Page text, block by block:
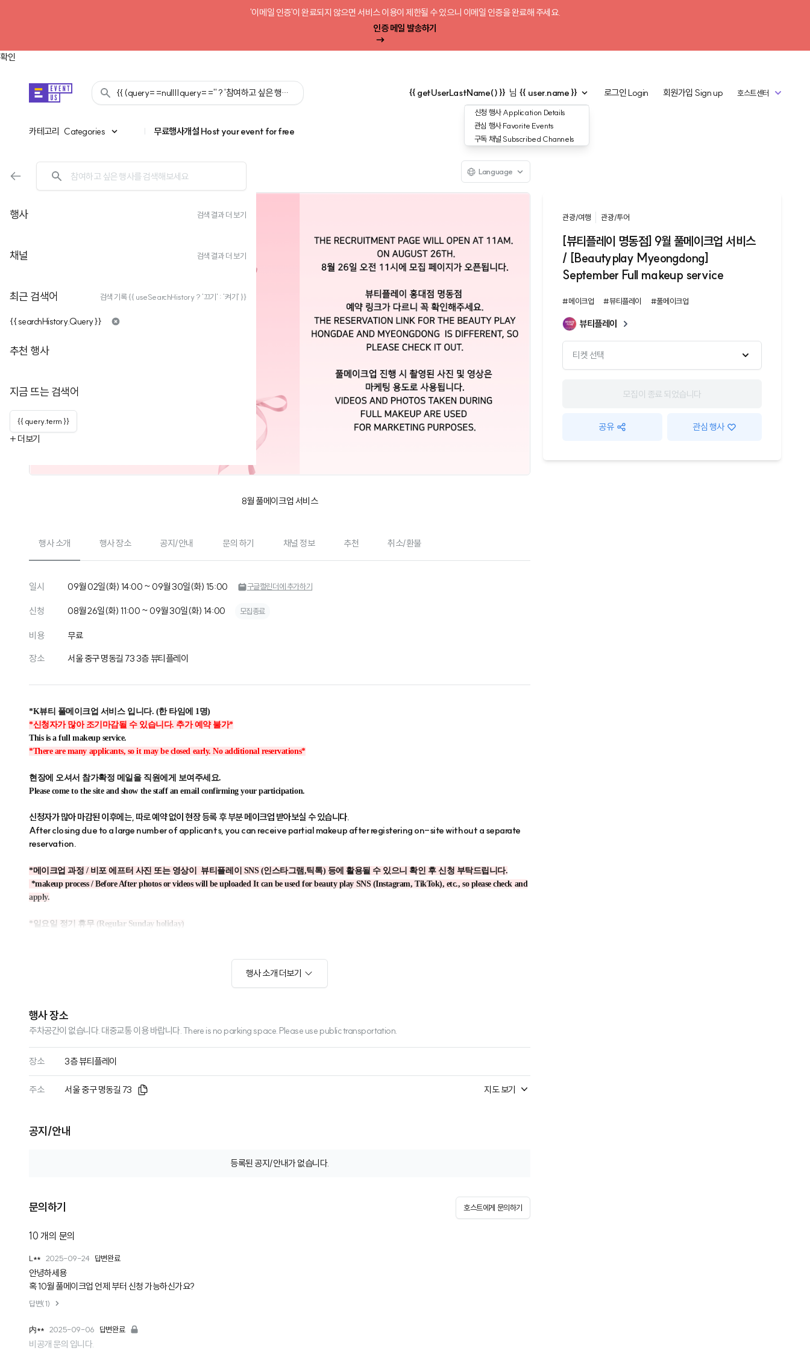
'이메일 인증'이 완료되지 않으면 서비스 이용이 제한될 수 있으니 이메일 인증을 완료해 주세요.
인증 메일 발송하기
확인
{{ (query==null||query=='' ? '참여하고 싶은 행사를 검색해 보세요':query) }} {{ getUserLastName() }} 님 {{ user.name }}
신청 행사Application Details
관심 행사Favorite Events
구독 채널 Subscribed Channels
로그인Login 회원가입 Sign up 호스트센터
카테고리 Categories
카테고리 | 무료행사개설 Host your event for free
행사 검색 결과 더 보기
채널 검색 결과 더 보기
최근 검색어 검색 기록 {{ useSearchHistory ? '끄기' : '켜기' }}
{{ searchHistory.Query }}
추천 행사
지금 뜨는 검색어
{{ query.term }}
+ 더보기
Language
8월 풀메이크업 서비스
관광/여행 관광/투어
[뷰티플레이 명동점] 9월 풀메이크업 서비스
/ [Beautyplay Myeongdong]
September Full makeup service
#메이크업 #뷰티플레이 #풀메이크업
뷰티플레이
티켓 선택
모집이 종료 되었습니다
공유 관심 행사
행사 소개 행사 장소 공지/안내 문의 하기 채널 정보 추천 취소/환불
일시 09월 02일(화) 14:00 ~ 09월 30일(화) 15:00 구글캘린더에 추가하기
신청 08월 26일(화) 11:00 ~ 09월 30일(화) 14:00 모집종료
비용
무료
장소
서울 중구 명동길 73 3층 뷰티플레이
행사 소개 더보기
행사 장소
주차공간이 없습니다. 대중교통 이용 바랍니다. There is no parking space. Please use public transportation.
장소 3층 뷰티플레이
주소 서울 중구 명동길 73 지도 보기
공지/안내
등록된 공지/안내가 없습니다.
문의하기 호스트에게 문의하기
10 개의 문의
L** 2025-09-24 답변완료
안녕하세용
혹 10월 풀메이크업 언제 부터 신청 가능하신가요?
답변(1)
内** 2025-09-06 답변완료
비공개 문의 입니다.